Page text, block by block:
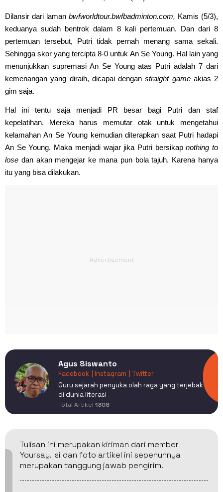
Dilansir dari laman bwfworldtour.bwfbadminton.com, Kamis (5/3),
keduanya sudah bentrok dalam 8 kali pertemuan. Dan dari 8
pertemuan tersebut, Putri tidak pernah menang sama sekali.
Sehingga skor yang tercipta 8-0 untuk An Se Young. Hal lain yang
menunjukkan supremasi An Se Young atas Putri adalah 7 dari
kemenangan yang diraih, dicapai denganstraight gameakias 2
gim saja.
Hal ini tentu saja menjadi PR besar bagi Putri dan staf
kepelatihan. Mereka harus memutar otak untuk mengetahui
kelamahan An Se Young kemudian diterapkan saat Putri hadapi
An Se Young. Maka menjadi wajar jika Putri bersikapnothing to
lose dan akan mengejar ke mana pun bola tajuh. Karena hanya
itu yang bisa dilakukan.
Agus Siswanto
Facebook | Instagram
| Twitter
Guru sejarah penyuka olah raga yang terjebak
di dunia literasi
Total Artikel 1308
Tulisan ini merupakan kiriman dari member
Yoursay. Isi dan foto artikel ini sepenuhnya
merupakan tanggung jawab pengirim.